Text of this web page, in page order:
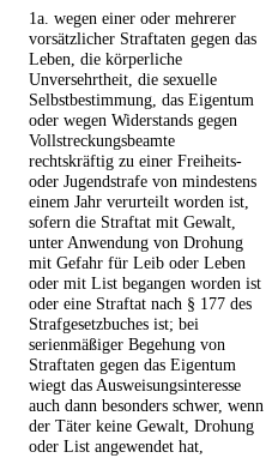
1a. wegen einer oder mehrerer
vorsätzlicher Straftaten gegen das
Leben, die körperliche
Unversehrtheit, die sexuelle
Selbstbestimmung, das Eigentum
oder wegen Widerstands gegen
Vollstreckungsbeamte
rechtskräftig zu einer Freiheits-
oder Jugendstrafe von mindestens
einem Jahr verurteilt worden ist,
sofern die Straftat mit Gewalt,
unter Anwendung von Drohung
mit Gefahr für Leib oder Leben
oder mit List begangen worden ist
oder eine Straftat nach § 177 des
Strafgesetzbuches ist; bei
serienmäßiger Begehung von
Straftaten gegen das Eigentum
wiegt das Ausweisungsinteresse
auch dann besonders schwer, wenn
der Täter keine Gewalt, Drohung
oder List angewendet hat,